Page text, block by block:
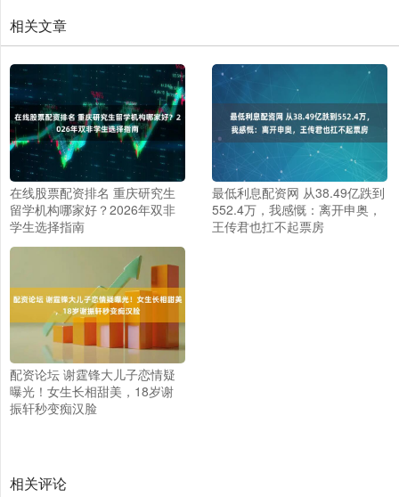
相关文章
在线股票配资排名 重庆研究生
留学机构哪家好？2026年双非
学生选择指南
最低利息配资网 从38.49亿跌到
552.4万，我感慨：离开申奥，
王传君也扛不起票房
配资论坛 谢霆锋大儿子恋情疑
曝光！女生长相甜美，18岁谢
振轩秒变痴汉脸
相关评论